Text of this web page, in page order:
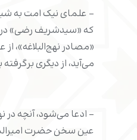
- علمای نیک امت به
که «سیدشریف رضی» در
«مصادر نهج‌البلاغه»،
می‌آید، از دیگری
- ادعا می‌شود، آنچه در
عین سخن حضرت